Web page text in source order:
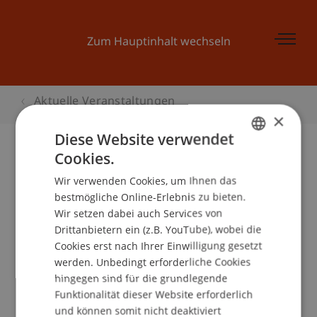
Zum Hauptinhalt wechseln
Aktuelle Veranstaltungen
Hochschul-Infotag 2006
School/Professur:
Veranstaltungsdetails
×
Diese Website verwendet
Cookies.
Wir verwenden Cookies, um Ihnen das
bestmögliche Online-Erlebnis zu bieten.
Wir setzen dabei auch Services von
Drittanbietern ein (z.B. YouTube), wobei die
Cookies erst nach Ihrer Einwilligung gesetzt
werden. Unbedingt erforderliche Cookies
hingegen sind für die grundlegende
Funktionalität dieser Website erforderlich
und können somit nicht deaktiviert